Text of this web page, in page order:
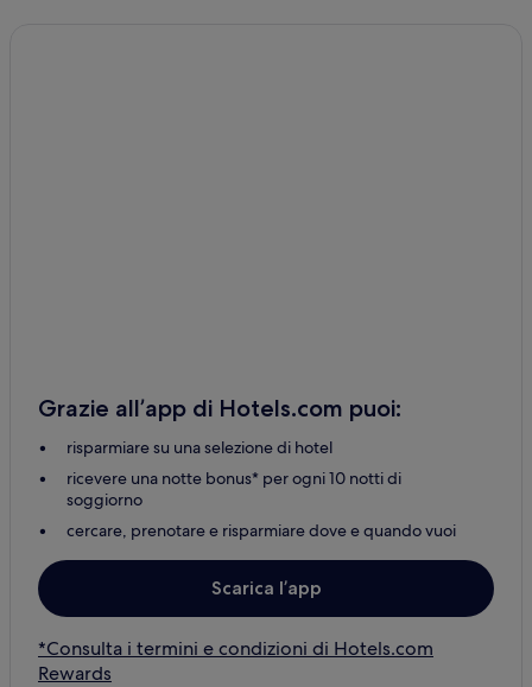
Grazie all’app di Hotels.com puoi:
risparmiare su una selezione di hotel
ricevere una notte bonus* per ogni 10 notti di
soggiorno
cercare, prenotare e risparmiare dove e quando vuoi
Scarica l’app
*Consulta i termini e condizioni di Hotels.com
Rewards